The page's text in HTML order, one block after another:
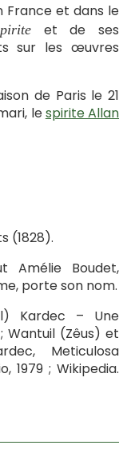
France et dans le
et de ses
sur les œuvres
de Paris le 21
lespirite Allan
(1828).
Amélie Boudet,
porte son nom.
Kardec – Une
Wantuil (Zêus) et
Meticulosa
1979 ; Wikipedia.